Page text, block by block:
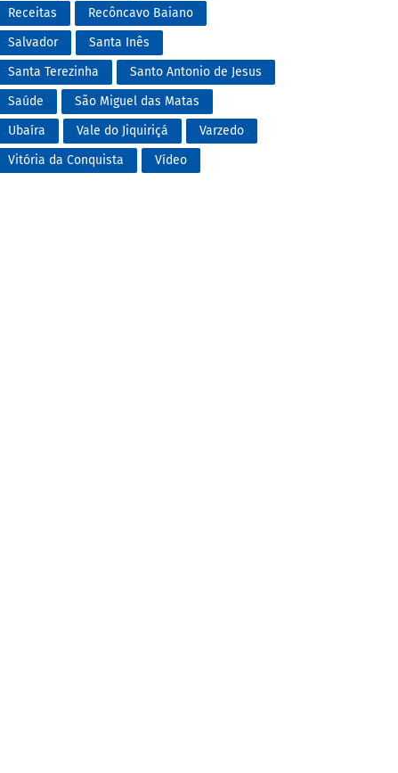
Receitas
Recôncavo Baiano
Salvador
Santa Inês
Santa Terezinha
Santo Antonio de Jesus
Saúde
São Miguel das Matas
Ubaíra
Vale do Jiquiriçá
Varzedo
Vitória da Conquista
Vídeo